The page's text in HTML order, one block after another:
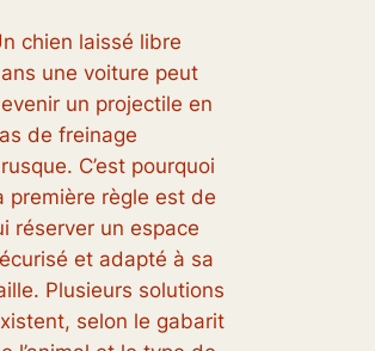
chien laissé libre
une voiture peut
un projectile en
de freinage
C’est pourquoi
première règle est de
réserver un espace
et adapté à sa
Plusieurs solutions
selon le gabarit